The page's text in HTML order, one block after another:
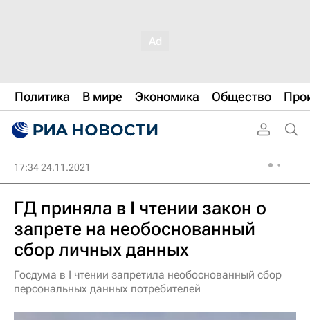
Политика В мире Экономика Общество
17:34 24.11.2021
ГД приняла в I чтении закон о
запрете на необоснованный
сбор личных данных
Госдума в I чтении запретила необоснованный сбор
персональных данных потребителей